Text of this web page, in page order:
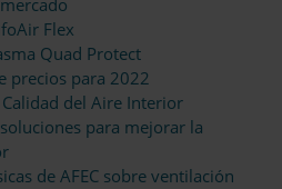
Flex
Quad Protect
precios para 2022
del Aire Interior
para mejorar la
de AFEC sobre ventilación